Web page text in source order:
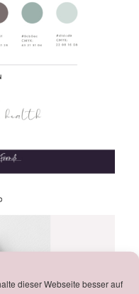
dieser Webseite besser auf